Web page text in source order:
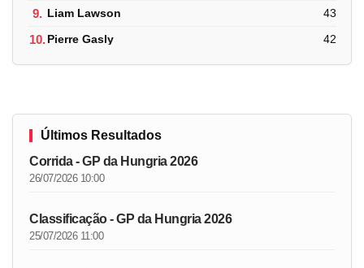
9. Liam Lawson 43
10.Pierre Gasly 42
Últimos Resultados
Corrida - GP da Hungria 2026
26/07/2026 10:00
Classificação - GP da Hungria 2026
25/07/2026 11:00